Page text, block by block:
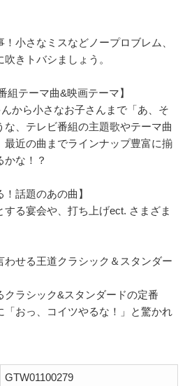
小さなミスなどノープロブレム、
きトバシましょう。
組テーマ曲&映画テーマ】
から小さなお子さんまで「あ、そ
、テレビ番組の主題歌やテーマ曲
最近の曲までラインナップ豊富に揃
かな！？
！話題のあの曲】
る宴会や、打ち上げect. さまざま
わせる王道クラシック＆スタンダー
クラシック&スタンダードの定番
「おっ、コイツやるな！」と驚かれ
GTW01100279